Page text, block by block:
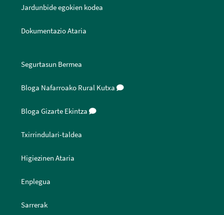
Jardunbide egokien kodea
Dokumentazio Ataria
Segurtasun Bermea
Bloga Nafarroako Rural Kutxa
Bloga Gizarte Ekintza
Txirrindulari-taldea
Higiezinen Ataria
Enplegua
Sarrerak